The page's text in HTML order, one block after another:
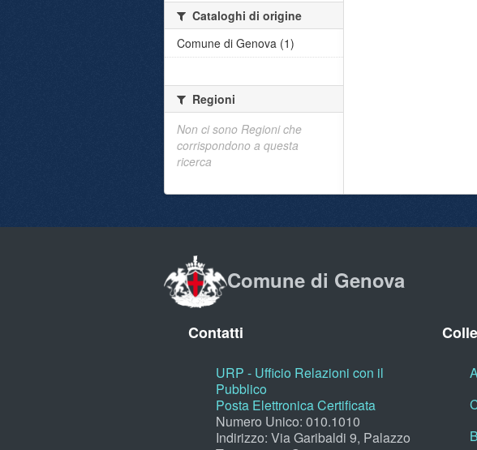
Cataloghi di origine
Comune di Genova (1)
Regioni
Non ci sono Regioni che
corrispondono a questa
ricerca
Comune di Genova
Contatti
URP - Ufficio Relazioni con il
Pubblico
Posta Elettronica Certificata
Numero Unico: 010.1010
Indirizzo: Via Garibaldi 9, Palazzo